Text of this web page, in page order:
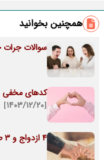
همچنین بخوانید
سوالات جرات
کدهای مخفی
[۱۴۰۳/۱۲/۲۰]
4 ازدواج و 3 طلاق مرد جوان در 1 ماه!